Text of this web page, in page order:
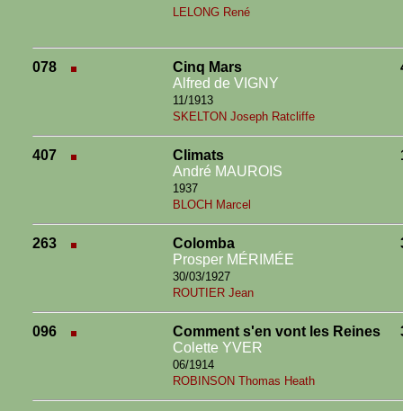
LELONG René
078
Cinq Mars
Alfred de VIGNY
11/1913
SKELTON Joseph Ratcliffe
407
Climats
André MAUROIS
1937
BLOCH Marcel
263
Colomba
Prosper MÉRIMÉE
30/03/1927
ROUTIER Jean
096
Comment s'en vont les Reines
Colette YVER
06/1914
ROBINSON Thomas Heath